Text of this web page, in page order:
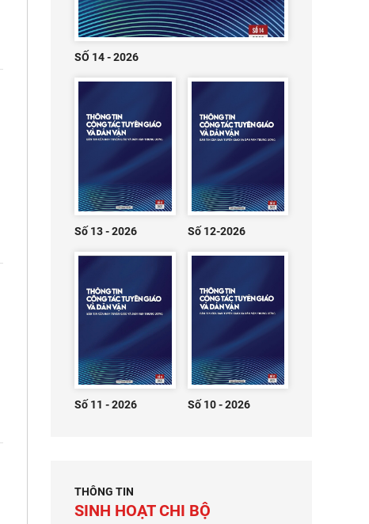
SỐ 14 - 2026
Số 13 - 2026 Số 12-2026
Số 11 - 2026 Số 10 - 2026
THÔNG TIN
SINH HOẠT CHI BỘ